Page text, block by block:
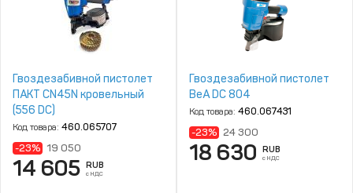
Гвоздезабивной пистолет
ПАКТ CN45N кровельный
(556 DC)
Код товара: 460.065707
-23% 19 050
14 605 RUB
с НДС
Гвоздезабивной пистолет
BeA DC 804
Код товара: 460.067431
-23% 24 300
18 630 RUB
с НДС